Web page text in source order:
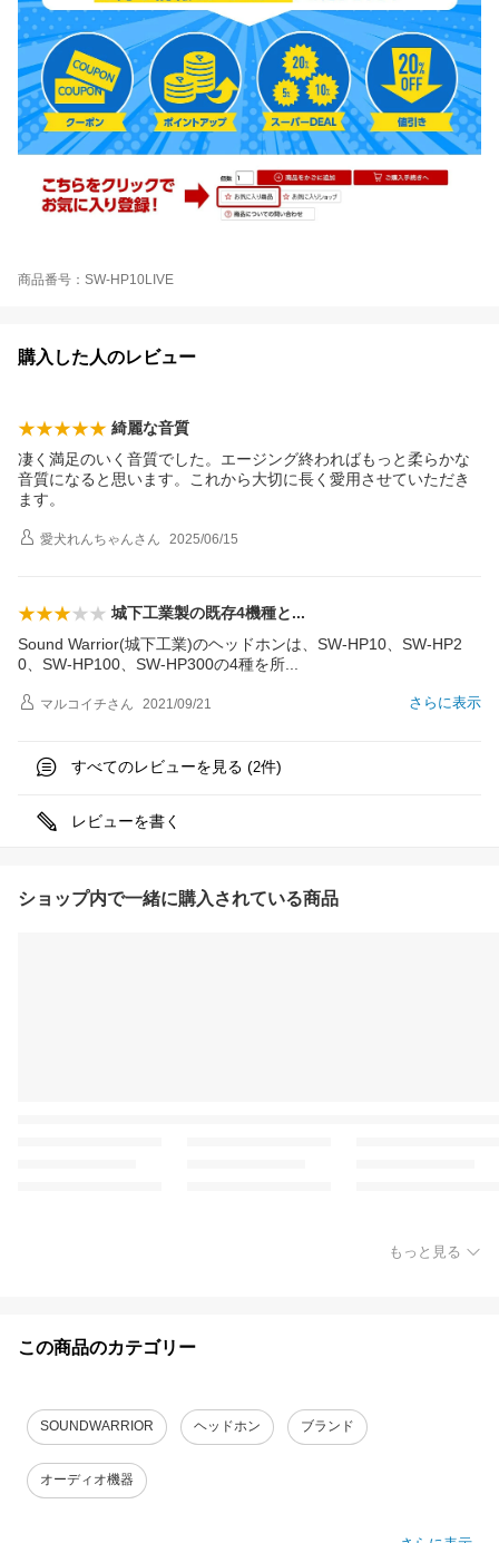
商品番号：SW-HP10LIVE
購入した人のレビュー
綺麗な音質
凄く満足のいく音質でした。エージング終わればもっと柔らかな
音質になると思います。これから大切に長く愛用させていただき
ます。
愛犬れんちゃんさん 2025/06/15
城下工業製の既存4機種と
Sound Warrior(城下工業)のヘッドホンは、SW-HP10、SW-HP2
0、SW-HP100、SW-HP300の4種を所
さらに表示
マルコイチさん 2021/09/21
すべてのレビューを見る (2件)
レビューを書く
ショップ内で一緒に購入されている商品
もっと見る
この商品のカテゴリー
SOUNDWARRIOR ヘッドホン ブランド
オーディオ機器